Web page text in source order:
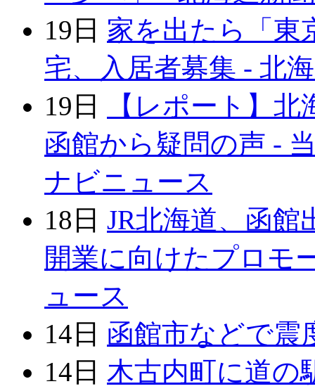
19日 家を出たら「東
宅、入居者募集 - 北
19日
【レポート】
函館から疑問の声 -
ナビニュース
18日 JR北海道、函館
開業に向けたプロモ
ュース
14日 函館市などで震
14日 木古内町に道の